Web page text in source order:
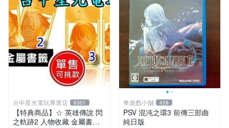
台中星光電玩專賣店 6301
【特典商品】☆ 英雄傳說 閃
之軌跡2 人物收藏 金屬書籤
隼遊戲小舖 438
PSV 混沌之環3 前傳三部曲
純日版